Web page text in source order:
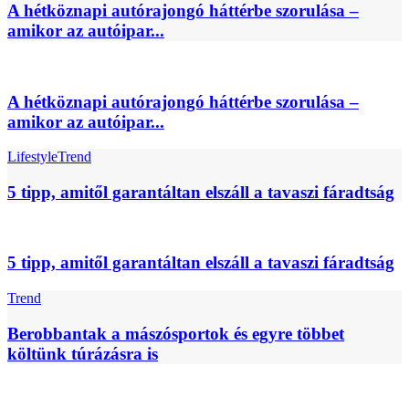
A hétköznapi autórajongó háttérbe szorulása –
amikor az autóipar...
A hétköznapi autórajongó háttérbe szorulása –
amikor az autóipar...
LifestyleTrend
5 tipp, amitől garantáltan elszáll a tavaszi fáradtság
5 tipp, amitől garantáltan elszáll a tavaszi fáradtság
Trend
Berobbantak a mászósportok és egyre többet
költünk túrázásra is